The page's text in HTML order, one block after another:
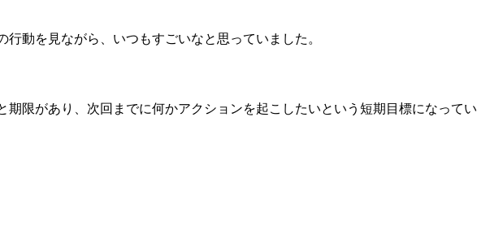
動を見ながら、いつもすごいなと思っていました。
限があり、次回までに何かアクションを起こしたいという短期目標になってい